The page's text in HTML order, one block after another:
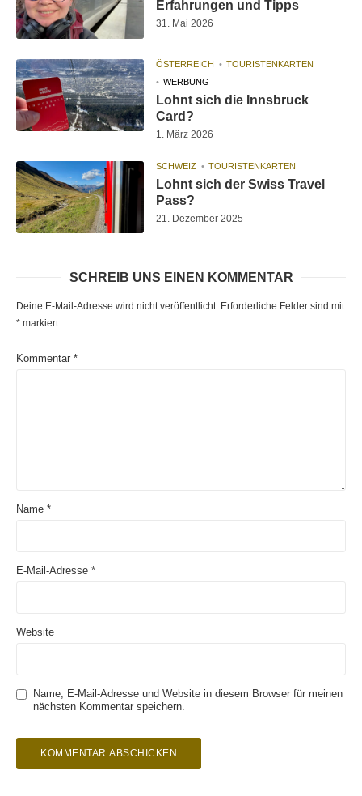
Erfahrungen und Tipps
31. Mai 2026
ÖSTERREICH
TOURISTENKARTEN
WERBUNG
Lohnt sich die Innsbruck
Card?
1. März 2026
SCHWEIZ TOURISTENKARTEN
Lohnt sich der Swiss Travel
Pass?
21. Dezember 2025
SCHREIB UNS EINEN KOMMENTAR
Deine E-Mail-Adresse wird nicht veröffentlicht. Erforderliche Felder sind mit
* markiert
Kommentar *
Name *
E-Mail-Adresse *
Website
Name, E-Mail-Adresse und Website in diesem Browser für meinen
nächsten Kommentar speichern.